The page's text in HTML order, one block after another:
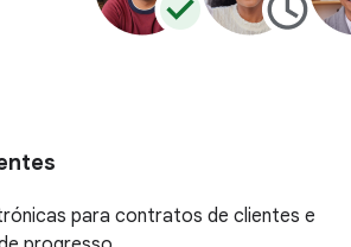
para contratos de clientes e